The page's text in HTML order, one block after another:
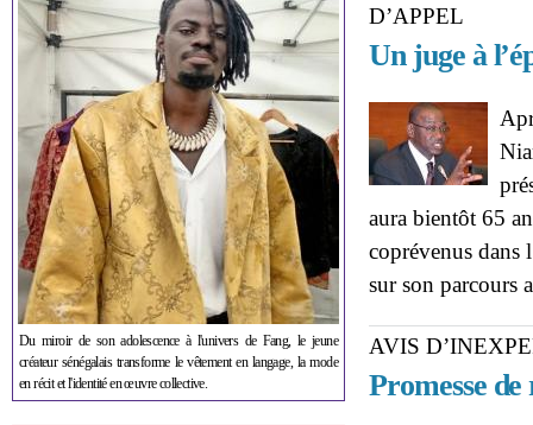
Du miroir de son adolescence à l'univers de Fang, le jeune
créateur sénégalais transforme le vêtement en langage, la mode
en récit et l'identité en œuvre collective.
D’APPEL
Un juge à
aura bientôt 65
coprévenus dans
sur son parcours
AVIS
Promesse